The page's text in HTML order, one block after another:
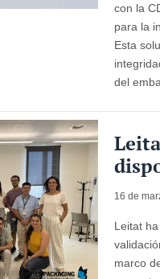
con la
para la
Esta
del
16 de
Leitat
marco